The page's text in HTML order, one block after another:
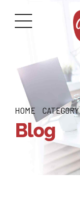
HOME CATEGORY
Blog